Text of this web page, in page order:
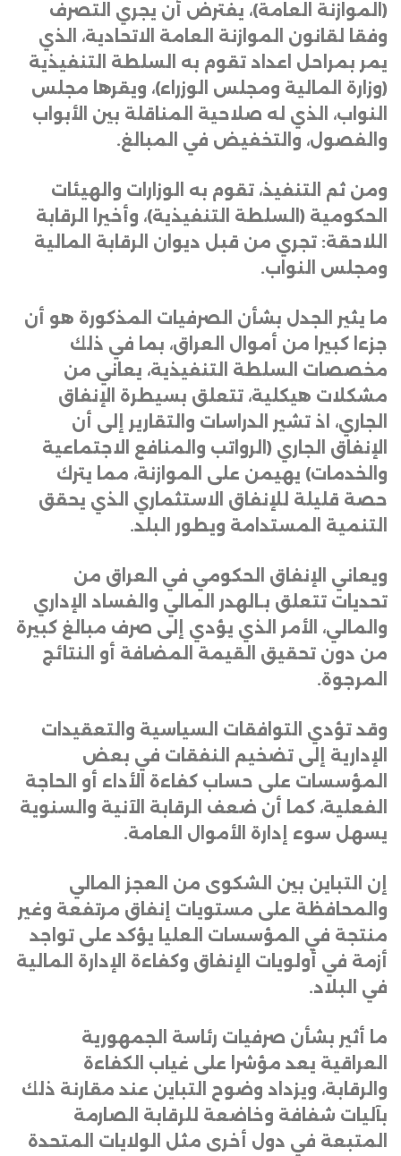
(الموازنة العامة)، يفترض أن يجري التصرف
وفقا لقانون الموازنة العامة الاتحادية، الذي
يمر بمراحل اعداد تقوم به السلطة التنفيذية
(وزارة المالية ومجلس الوزراء)، ويقرها مجلس
النواب، الذي له صلاحية المناقلة بين الأبواب
والفصول، والتخفيض في المبالغ.
ومن ثم التنفيذ، تقوم به الوزارات والهيئات
الحكومية (السلطة التنفيذية)، وأخيرا الرقابة
اللاحقة: تجري من قبل ديوان الرقابة المالية
ومجلس النواب.
ما يثير الجدل بشأن الصرفيات المذكورة هو أن
جزءا كبيرا من أموال العراق، بما في ذلك
مخصصات السلطة التنفيذية، يعاني من
مشكلات هيكلية، تتعلق بسيطرة الإنفاق
الجاري، اذ تشير الدراسات والتقارير إلى أن
الإنفاق الجاري (الرواتب والمنافع الاجتماعية
والخدمات) يهيمن على الموازنة، مما يترك
حصة قليلة للإنفاق الاستثماري الذي يحقق
التنمية المستدامة ويطور البلد.
ويعاني الإنفاق الحكومي في العراق من
تحديات تتعلق بـالهدر المالي والفساد الإداري
والمالي، الأمر الذي يؤدي إلى صرف مبالغ كبيرة
من دون تحقيق القيمة المضافة أو النتائج
المرجوة.
وقد تؤدي التوافقات السياسية والتعقيدات
الإدارية إلى تضخيم النفقات في بعض
المؤسسات على حساب كفاءة الأداء أو الحاجة
الفعلية، كما أن ضعف الرقابة الآنية والسنوية
يسهل سوء إدارة الأموال العامة.
إن التباين بين الشكوى من العجز المالي
والمحافظة على مستويات إنفاق مرتفعة وغير
منتجة في المؤسسات العليا يؤكد على تواجد
أزمة في أولويات الإنفاق وكفاءة الإدارة المالية
في البلاد.
ما أثير بشأن صرفيات رئاسة الجمهورية
العراقية يعد مؤشرا على غياب الكفاءة
والرقابة، ويزداد وضوح التباين عند مقارنة ذلك
بآليات شفافة وخاضعة للرقابة الصارمة
المتبعة في دول أخرى مثل الولايات المتحدة